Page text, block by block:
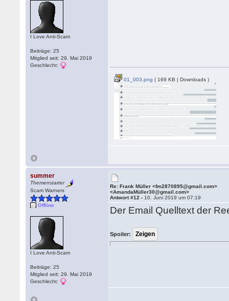
I Love Anti-Scam
Beiträge: 25
Mitglied seit: 29. Mai 2019
Geschlecht:
01_003.png ( 169 KB | Downloads )
summer
Themenstarter
Scam Warners
Offline
I Love Anti-Scam
Beiträge: 25
Mitglied seit: 29. Mai 2019
Geschlecht:
Re: Frank Müller <fm2870895@gmail.com>
<AmandaMüller30@gmail.com>
Antwort #12 - 10. Juni 2019 um 07:19
Der Email Quelltext der
Spoiler: